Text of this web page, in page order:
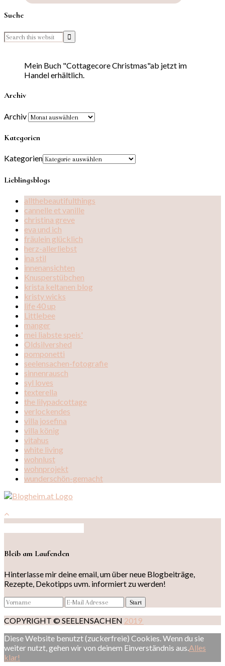
Suche
Mein Buch "Cottagecore Christmas"ab jetzt im
Handel erhältlich.
Archiv
Archiv
Kategorien
Kategorien
Lieblingsblogs
allthebeautifulthings
cannelle et vanille
christina greve
eva und ich
fräulein glücklich
herz-allerliebst
ina stil
innenansichten
Knusperstübchen
krista keltanen blog
kristy wicks
life 40 up
Littlebee
manger
mei liabste speis'
Oldsilvershed
pomponetti
seelensachen-fotografie
sinnenrausch
syl loves
texterella
the lilypadcottage
verlockendes
villa josefina
villa könig
vitahus
white living
wohnlust
wohnprojekt
wunderschön-gemacht
Bleib am Laufenden
Hinterlasse mir deine email, um über neue Blogbeiträge,
Rezepte, Dekotipps uvm. informiert zu werden!
COPYRIGHT © SEELENSACHEN 2019
Diese Website benutzt (zuckerfreie) Cookies. Wenn du sie
weiter nutzt, gehen wir von deinem Einverständnis aus.Alles
klar!